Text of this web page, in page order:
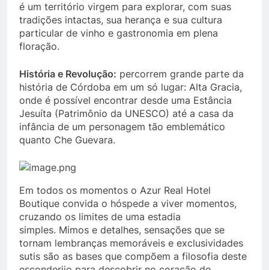
é um território virgem para explorar, com suas
tradições intactas, sua herança e sua cultura
particular de vinho e gastronomia em plena
floração.
História e Revolução: percorrem grande parte da
história de Córdoba em um só lugar: Alta Gracia,
onde é possível encontrar desde uma Estância
Jesuíta (Patrimônio da UNESCO) até a casa da
infância de um personagem tão emblemático
quanto Che Guevara.
Em todos os momentos o Azur Real Hotel
Boutique convida o hóspede a viver momentos,
cruzando os limites de uma estadia
simples. Mimos e detalhes, sensações que se
tornam lembranças memoráveis ​​e exclusividades
sutis são as bases que compõem a filosofia deste